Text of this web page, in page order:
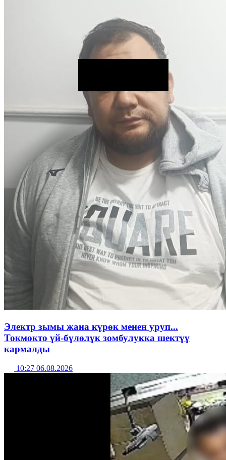
Электр зымы жана күрөк менен уруп...
Токмокто үй-бүлөлүк зомбулукка шектүү
кармалды
10:27 06.08.2026